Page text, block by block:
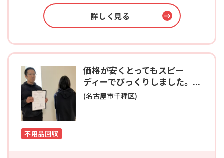
詳しく見る
価格が安くとってもスピー
ディーでびっくりしました。...
(名古屋市千種区)
不用品回収